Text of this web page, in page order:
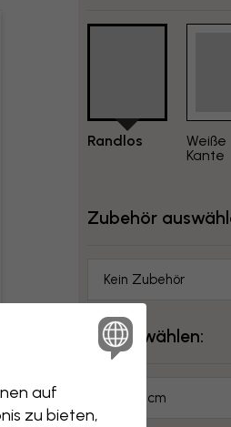
Randlos
Weiße
Kante
Zubehör
Kein Zubehör
Größe wählen:
70x50 cm
auf
zu bieten,